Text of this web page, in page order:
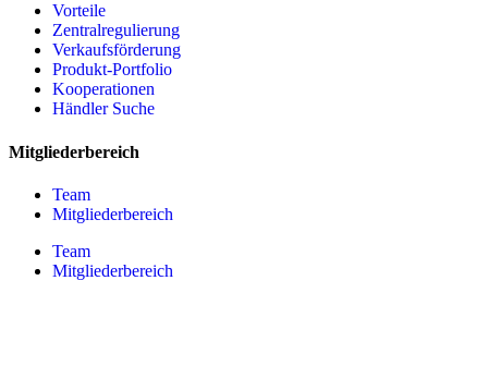
Vorteile
Zentralregulierung
Verkaufsförderung
Produkt-Portfolio
Kooperationen
Händler Suche
Mitgliederbereich
Team
Mitgliederbereich
Team
Mitgliederbereich